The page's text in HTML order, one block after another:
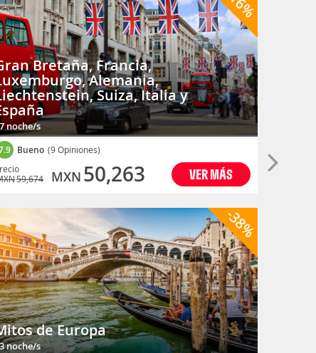
Bretaña, Francia,
Alemania,
Suiza, Italia y
noche/s
Bueno (9 Opiniones)
VER MÁS
59,674 MXN 50,263
de Europa
noche/s
-38%